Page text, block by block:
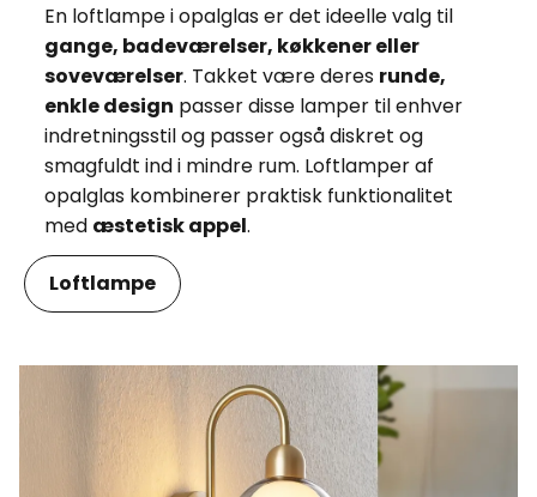
En loftlampe i opalglas er det ideelle valg til
gange, badeværelser, køkkener eller
soveværelser. Takket være deres runde,
enkle design passer disse lamper til enhver
indretningsstil og passer også diskret og
smagfuldt ind i mindre rum. Loftlamper af
opalglas kombinerer praktisk funktionalitet
med æstetisk appel.
Loftlampe